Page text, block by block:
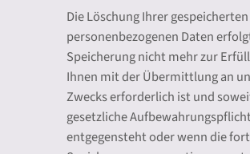
Die Löschung Ihrer gespeicherten
personenbezogenen Daten
Speicherung nicht mehr zur
Ihnen mit der Übermittlung an
Zwecks erforderlich ist und
gesetzliche
entgegensteht oder wenn die